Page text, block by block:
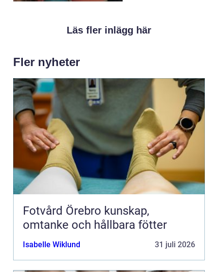
Läs fler inlägg här
Fler nyheter
Fotvård Örebro kunskap,
omtanke och hållbara fötter
Isabelle Wiklund 31 juli 2026